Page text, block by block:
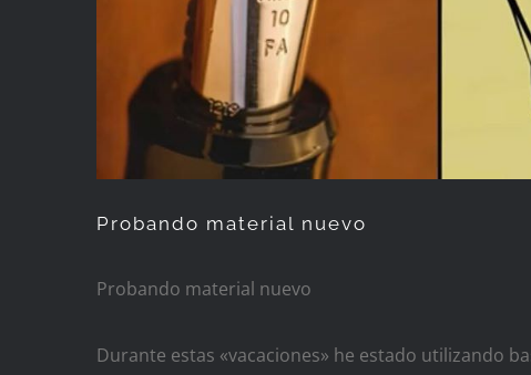
Probando material nuevo
Probando material nuevo
Durante estas «vacaciones» he estado utilizando